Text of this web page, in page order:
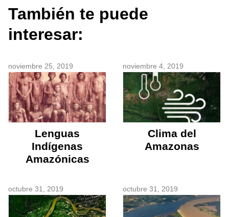
También te puede
interesar:
noviembre 25, 2019
Lenguas
Indígenas
Amazónicas
noviembre 4, 2019
Clima del
Amazonas
octubre 31, 2019 octubre 31, 2019